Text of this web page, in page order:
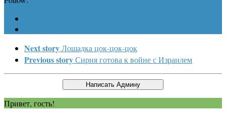
Next storyЛошадка цок-цок-цок
Previous storyСирия готова к войне с Израилем
Привет, гость!